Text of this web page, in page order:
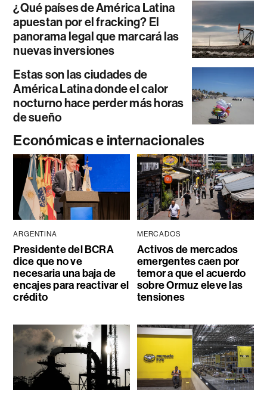
¿Qué países de América Latina
apuestan por el fracking? El
panorama legal que marcará las
nuevas inversiones
Estas son las ciudades de
América Latina donde el calor
nocturno hace perder más horas
de sueño
Económicas e internacionales
ARGENTINA
Presidente del BCRA
dice que no ve
necesaria una baja de
encajes para reactivar el
crédito
MERCADOS
Activos de mercados
emergentes caen por
temor a que el acuerdo
sobre Ormuz eleve las
tensiones